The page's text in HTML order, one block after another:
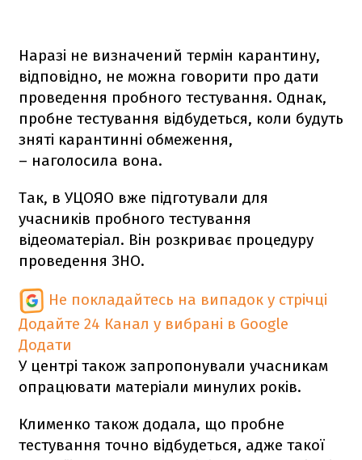
Наразі не визначений термін карантину,
відповідно, не можна говорити про дати
проведення пробного тестування. Однак,
пробне тестування відбудеться, коли будуть
зняті карантинні обмеження,
– наголосила вона.
Так, в УЦОЯО вже підготували для
учасників пробного тестування
відеоматеріал. Він розкриває процедуру
проведення ЗНО.
Не покладайтесь на випадок у стрічці
Додайте 24 Канал у вибрані в Google
Додати
У центрі також запропонували учасникам
опрацювати матеріали минулих років.
Клименко також додала, що пробне
тестування точно відбудеться, адже такої